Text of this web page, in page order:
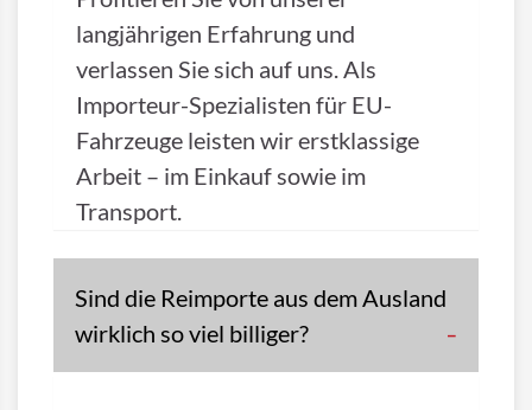
langjährigen Erfahrung und
verlassen Sie sich auf uns. Als
Importeur-Spezialisten für EU-
Fahrzeuge leisten wir erstklassige
Arbeit – im Einkauf sowie im
Transport.
Sind die Reimporte aus dem Ausland
wirklich so viel billiger?